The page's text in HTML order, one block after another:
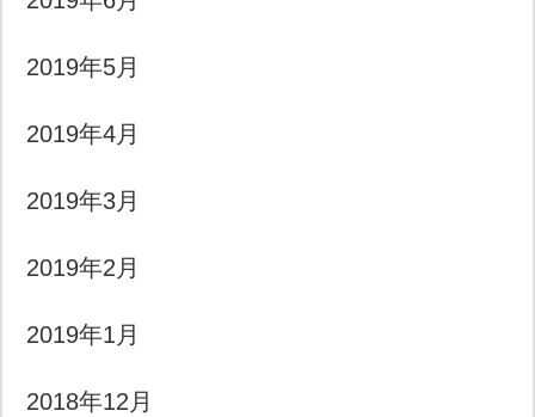
2019年5月
2019年4月
2019年3月
2019年2月
2019年1月
2018年12月